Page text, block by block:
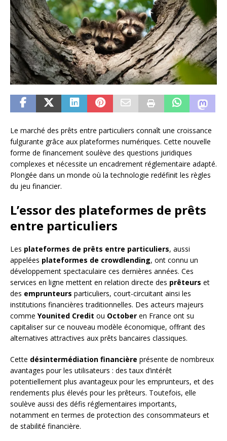
Le marché des prêts entre particuliers connaît une croissance
fulgurante grâce aux plateformes numériques. Cette nouvelle
forme de financement soulève des questions juridiques
complexes et nécessite un encadrement réglementaire adapté.
Plongée dans un monde où la technologie redéfinit les règles
du jeu financier.
L’essor des plateformes de prêts
entre particuliers
Les plateformes de prêts entre particuliers, aussi
appelées plateformes de crowdlending, ont connu un
développement spectaculaire ces dernières années. Ces
services en ligne mettent en relation directe des prêteurs et
des emprunteurs particuliers, court-circuitant ainsi les
institutions financières traditionnelles. Des acteurs majeurs
comme Younited Credit ou October en France ont su
capitaliser sur ce nouveau modèle économique, offrant des
alternatives attractives aux prêts bancaires classiques.
Cette désintermédiation financière présente de nombreux
avantages pour les utilisateurs : des taux d’intérêt
potentiellement plus avantageux pour les emprunteurs, et des
rendements plus élevés pour les prêteurs. Toutefois, elle
soulève aussi des défis réglementaires importants,
notamment en termes de protection des consommateurs et
de stabilité financière.